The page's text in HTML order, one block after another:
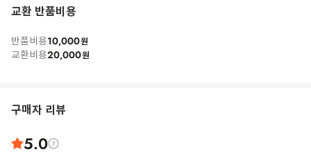
교환 반품비용
반품비용10,000원
교환비용20,000원
구매자 리뷰
5.0